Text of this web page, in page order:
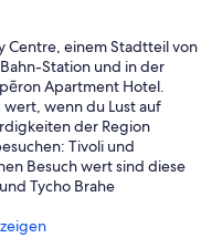
Centre, einem Stadtteil von
Station und in der
Apartment Hotel.
wenn du Lust auf
der Region
Tivoli und
Besuch wert sind diese
Tycho Brahe